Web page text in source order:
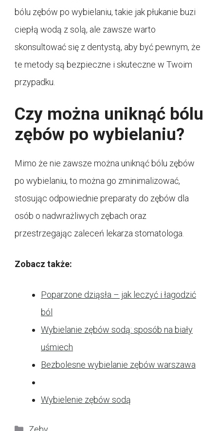
bólu zębów po wybielaniu, takie jak płukanie buzi
ciepłą wodą z solą, ale zawsze warto
skonsultować się z dentystą, aby być pewnym, że
te metody są bezpieczne i skuteczne w Twoim
przypadku.
Czy można uniknąć bólu
zębów po wybielaniu?
Mimo że nie zawsze można uniknąć bólu zębów
po wybielaniu, to można go zminimalizować,
stosując odpowiednie preparaty do zębów dla
osób o nadwrażliwych zębach oraz
przestrzegając zaleceń lekarza stomatologa.
Zobacz także:
Poparzone dziąsła – jak leczyć i łagodzić
ból
Wybielanie zębów sodą: sposób na biały
uśmiech
Bezbolesne wybielanie zębów warszawa
Wybielenie zębów sodą
Kategorie